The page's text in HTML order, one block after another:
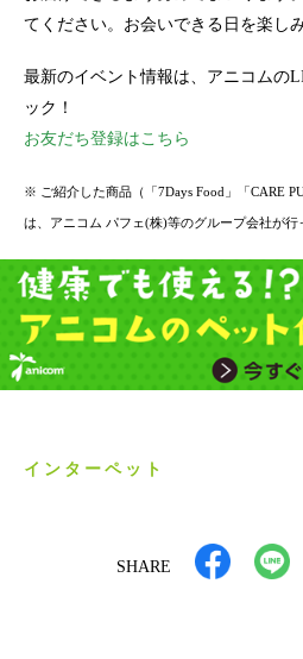
てください。お会いできる日を楽し
最新のイベント情報は、アニコムの
ック！
お友だち登録はこちら
※ ご紹介した商品（「7Days Food」「CARE
は、アニコム パフェ(株)等のグループ会社が行
インターペット
SHARE